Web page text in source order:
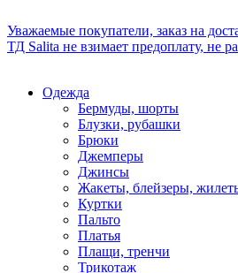
Уважаемые покупатели, заказ на
ТД Salita не взимает предоплату, не
Одежда
Бермуды, шорты
Блузки, рубашки
Брюки
Джемперы
Джинсы
Жакеты, блейзеры,
Куртки
Пальто
Платья
Плащи, тренчи
Трикотаж